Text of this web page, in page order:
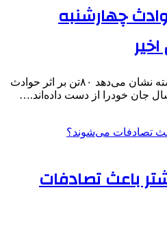
حوادث چهارشنبه
بررسی آمار ۵ ساله گذشته نشان می‌دهد ۸۰تن بر اثر حوادث
جان خودرا از دست داده‌اند.…
باعث تصادفات